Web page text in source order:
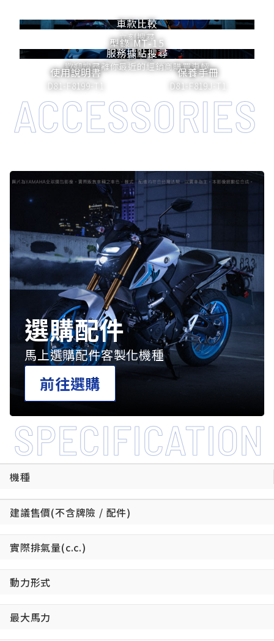
車款比較
立刻搜尋
型錄 MT-15
立即下載
服務據點搜尋
歡迎搜尋離你最近的經銷商購買車輛
使用說明書
D81-F8199-T1
保養手冊
D81-F819J-T1
ACCESSORIES
選購配件
馬上選購配件客製化機種
前往選購
SPECIFICATION
機種
建議售價(不含牌險 / 配件)
實際排氣量(c.c.)
動力形式
最大馬力